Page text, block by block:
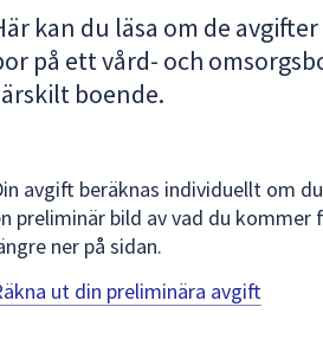
kan du läsa om de
på ett vård- och
boende.
avgift beräknas individuellt om
preliminär bild av vad du kommer
ner på sidan.
ut din preliminära avgift